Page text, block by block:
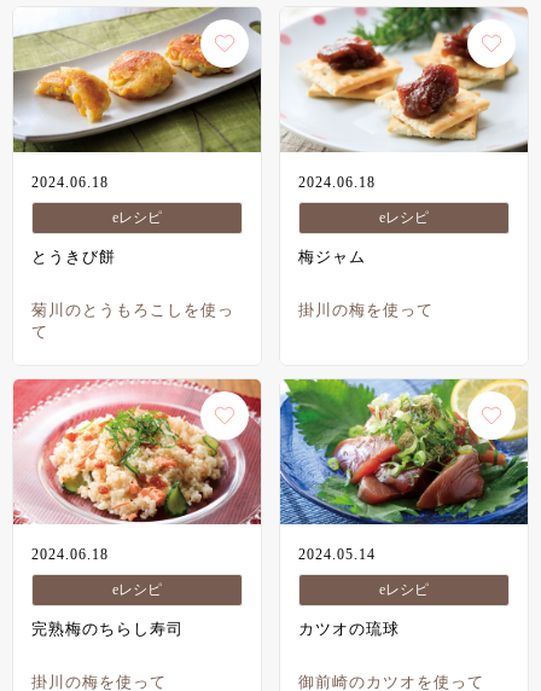
2024.06.18
eレシピ
とうきび餅
菊川のとうもろこしを使っ
て
2024.06.18
eレシピ
梅ジャム
掛川の梅を使って
2024.06.18
eレシピ
完熟梅のちらし寿司
掛川の梅を使って
2024.05.14
eレシピ
カツオの琉球
御前崎のカツオを使って